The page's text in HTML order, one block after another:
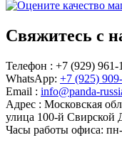
Свяжитесь с
Телефон : +7 (929) 961-
WhatsApp: +7 (925)
Email : info@panda-
Адрес : Московская
улица 100-й Свирской
Часы работы офиса: